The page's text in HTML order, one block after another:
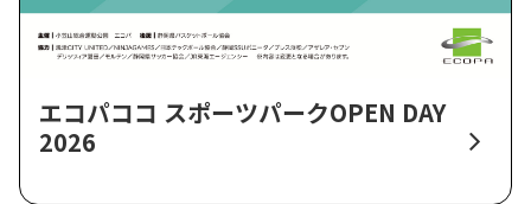
エコパココ スポーツパークOPEN DAY
2026